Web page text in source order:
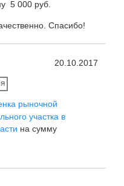
5 000 руб.
Спасибо!
20.10.2017
рыночной
участка в
на сумму